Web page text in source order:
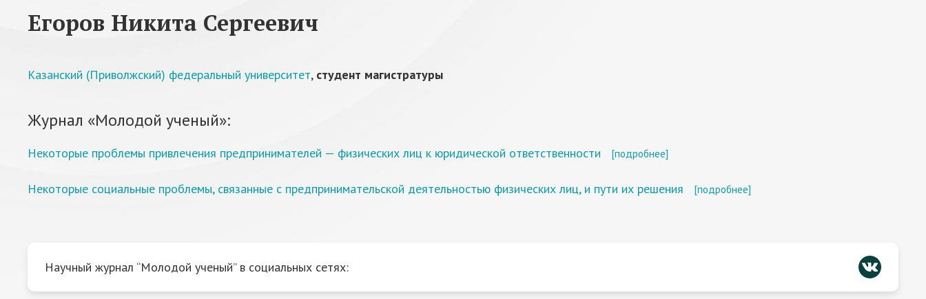
Егоров Никита Сергеевич
Казанский (Приволжский) федеральный университет, студент магистратуры
Журнал «Молодой ученый»:
Некоторые проблемы привлечения предпринимателей — физических лиц к юридической ответственности [подробнее]
Некоторые социальные проблемы, связанные с предпринимательской деятельностью физических лиц, и пути их решения [подробнее]
Научный журнал “Молодой ученый” в социальных сетях: